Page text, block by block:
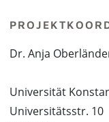
Dr. Anja
Universität
Universitätsstr. 10